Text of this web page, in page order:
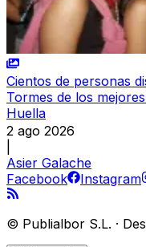
Cientos de personas
Tormes de los
Huella
2 ago 2026
Asier Galache
Facebook
Instagram
© Publialbor S.L. ·